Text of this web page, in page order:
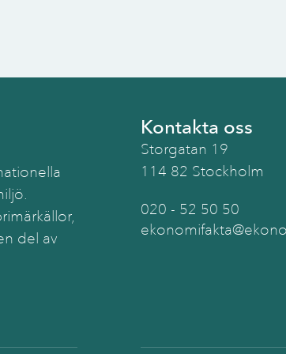
del av
Kontakta oss
Storgatan 19
114 82 Stockholm
020 - 52 50 50